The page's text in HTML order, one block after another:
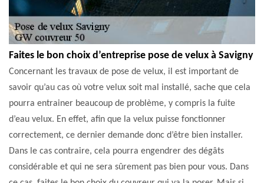
Faites le bon choix d’entreprise pose de velux à Savigny
Concernant les travaux de pose de velux, il est important de
savoir qu’au cas où votre velux soit mal installé, sache que cela
pourra entrainer beaucoup de problème, y compris la fuite
d’eau velux. En effet, afin que la velux puisse fonctionner
correctement, ce dernier demande donc d’être bien installer.
Dans le cas contraire, cela pourra engendrer des dégâts
considérable et qui ne sera sûrement pas bien pour vous. Dans